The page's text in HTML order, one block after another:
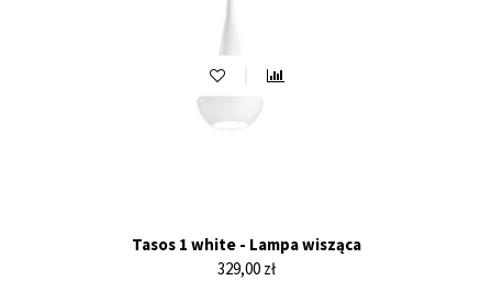
Tasos 1 white - Lampa wisząca
Cena
329,00 zł